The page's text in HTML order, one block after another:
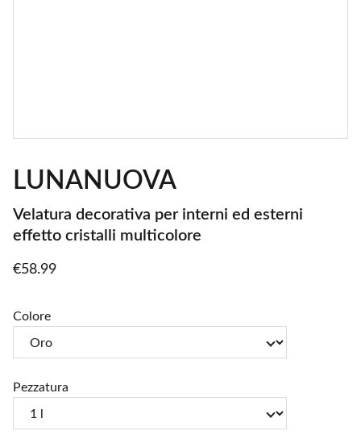
LUNANUOVA
Velatura decorativa per interni ed esterni
effetto cristalli multicolore
€58.99
Colore
Pezzatura